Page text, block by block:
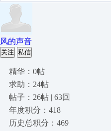
风的声音
关注 私信
精华：0帖
求助：24帖
帖子：26帖 | 63回
年度积分：418
历史总积分：469